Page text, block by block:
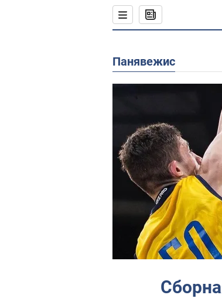
Панявежис